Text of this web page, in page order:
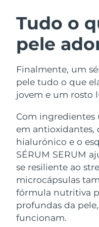
Tudo o
pele
Finalmente, um
pele tudo o que
jovem e um rosto
Com ingredientes
em antioxidantes,
hialurónico e o
SÉRUM SERUM
se resiliente ao
microcápsulas
fórmula nutritiva
profundas da
funcionam.
Anti-
LUNA™
Massage,
For men,
BEAR™
Hidratação
UFO™
Deep
UFO™ 3
Near-
device
issa™ 4
Hybrid
issa™
Smart
TRATAMENTO
FAQ™
Antienvelhecimento
Áustria
Barein
Bélgica
Bermudas
Bósnia e
Herzegovina
Brunei
Bulgária
Canadá
Chile